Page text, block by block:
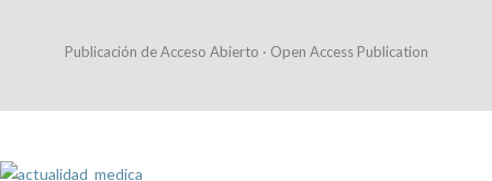
Publicación de Acceso Abierto · Open Access Publication